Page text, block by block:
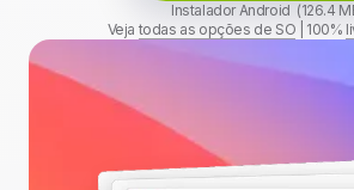
Instalador Android (126.4
Veja todas as opções de SO 100%